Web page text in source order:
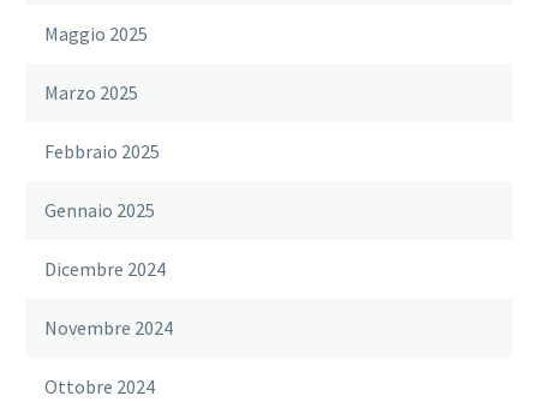
Maggio 2025
Marzo 2025
Febbraio 2025
Gennaio 2025
Dicembre 2024
Novembre 2024
Ottobre 2024